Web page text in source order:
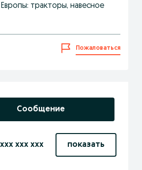
тракторы, навесное
Пожаловаться
Сообщение
xxx xxx xxx показать